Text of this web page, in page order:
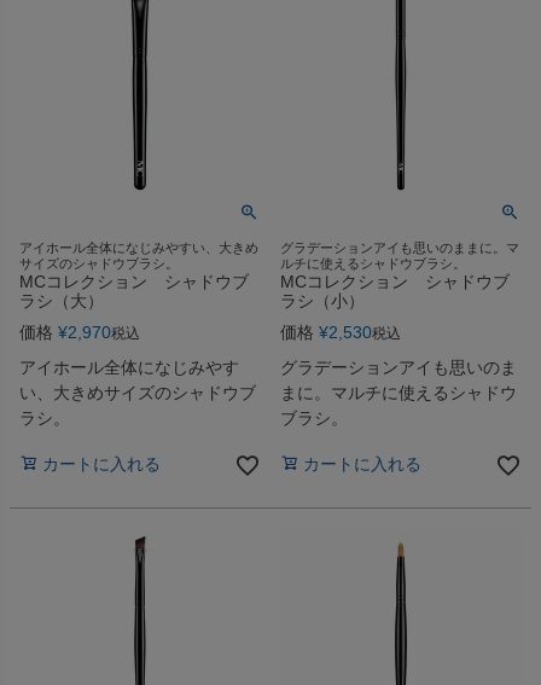
アイホール全体になじみやすい、大きめ
サイズのシャドウブラシ。
MCコレクション シャドウブ
ラシ（大）
価格 ¥2,970税込
アイホール全体になじみやす
い、大きめサイズのシャドウブ
ラシ。
カートに入れる
グラデーションアイも思いのままに。マ
ルチに使えるシャドウブラシ。
MCコレクション シャドウブ
ラシ（小）
価格 ¥2,530税込
グラデーションアイも思いのま
まに。マルチに使えるシャドウ
ブラシ。
カートに入れる